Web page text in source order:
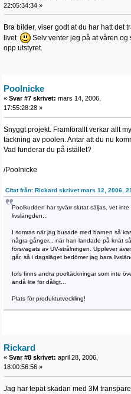
22:05:34:34 »
Bra bilder, viser godt at du har hatt det
livet
Selv venter jeg på at våren
opp utstyret.
Poolnicke
« Svar #7 skrivet: mars 14, 2006,
17:55:28:28 »
Snyggt projekt. Framförallt verkar allt
täckning av poolen. Antar att du nu
Vad funderar du på istället?
/Poolnicke
Citat från: Rickard skrivet mars 12, 2006,
Poolkudden har tyvärr slutat säljas, vet
livslängden...
I somras när jag busade med barnen så
några gånger... när han landade på knät
försvagats av UV-strålningen. Upplever
går, så i dagsläget bedömer jag bara
Iofs finns andra pooltäckningar som inte
ändå lite för dåligt...
Plats för produktutveckling!
Rickard
« Svar #8 skrivet: april 28, 2006,
18:00:56:56 »
Jag har tepat skadan med 3M